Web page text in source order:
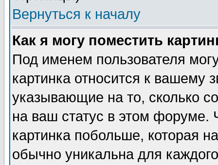
Вернуться к началу
Как я могу поместить
Под именем пользователя
картинка относится к вашему
указывающие на то, сколько
на ваш статус в этом форуме.
картинка побольше, которая
обычно уникальна для